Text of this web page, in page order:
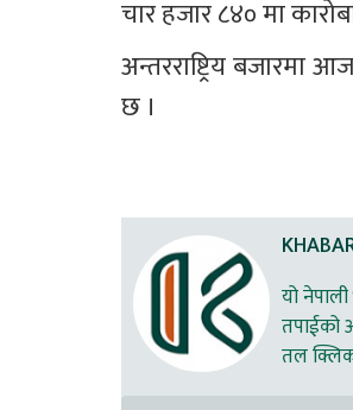
चार हजार ८४० मा
अन्तरराष्ट्रिय
छ ।
यो
तपाईको
तल क्लिक